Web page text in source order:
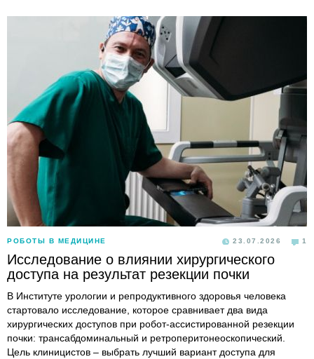
РОБОТЫ В МЕДИЦИНЕ 23.07.2026 1
Исследование о влиянии хирургического
доступа на результат резекции почки
В Институте урологии и репродуктивного здоровья человека
стартовало исследование, которое сравнивает два вида
хирургических доступов при робот-ассистированной резекции
почки: трансабдоминальный и ретроперитонеоскопический.
Цель клиницистов – выбрать лучший вариант доступа для